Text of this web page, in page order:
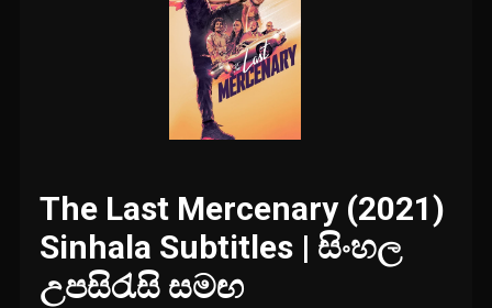
The Last Mercenary (2021)
Sinhala Subtitles | සිංහල
උපසිරැසි සමඟ